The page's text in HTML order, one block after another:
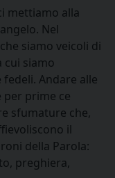
mettiamo alla
Nel
siamo veicoli di
cui siamo
Andare alle
per prime ce
sfumature che,
il
della Parola:
preghiera,